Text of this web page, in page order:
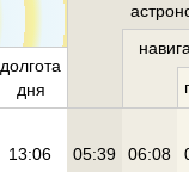
долгота
дня
13:06 05:39 06:08